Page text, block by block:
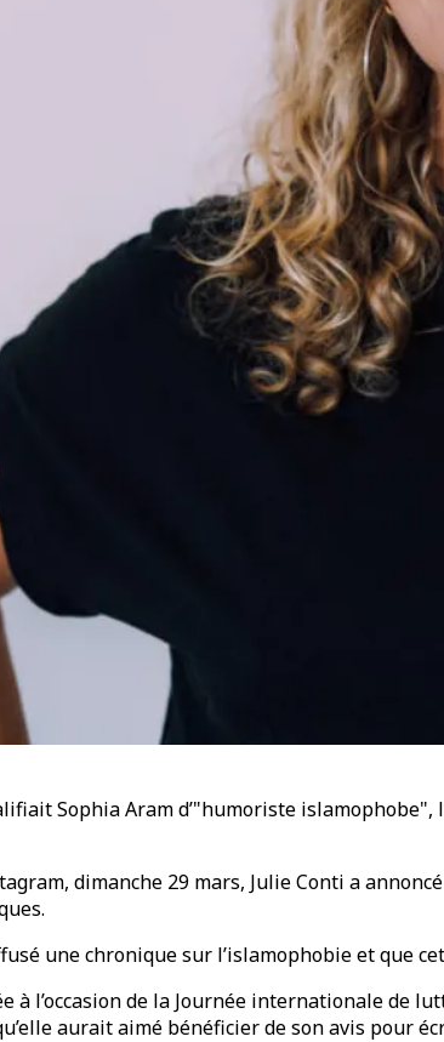
Sophia Aram d’"humoriste
dimanche 29 mars, Julie Conti a
une chronique sur l’islamophobie et que
à l’occasion de la Journée internationale de
aurait aimé bénéficier de son avis pour